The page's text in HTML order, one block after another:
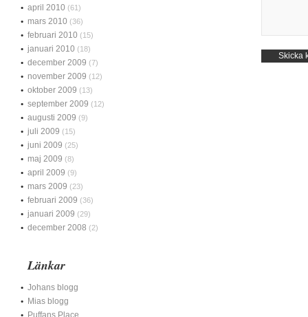
april 2010 (61)
mars 2010 (36)
februari 2010 (15)
januari 2010 (18)
december 2009 (7)
november 2009 (12)
oktober 2009 (13)
september 2009 (12)
augusti 2009 (9)
juli 2009 (15)
juni 2009 (25)
maj 2009 (8)
april 2009 (9)
mars 2009 (23)
februari 2009 (36)
januari 2009 (29)
december 2008 (2)
Länkar
Johans blogg
Mias blogg
Puffans Place